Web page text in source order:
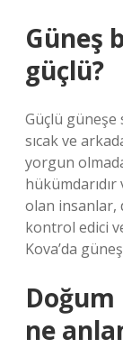
Güneş
güçlü?
Güçlü
sıcak ve
yorgun
olan insanlar,
kontrol edici
Kova’da
Doğum
ne